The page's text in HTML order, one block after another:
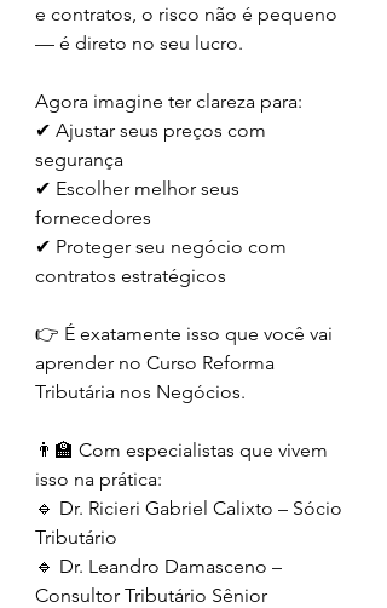
e contratos, o risco não é pequeno
— é direto no seu lucro.
Agora imagine ter clareza para:
✔ Ajustar seus preços com
segurança
✔ Escolher melhor seus
fornecedores
✔ Proteger seu negócio com
contratos estratégicos
👉 É exatamente isso que você vai
aprender no Curso Reforma
Tributária nos Negócios.
👨‍🏫 Com especialistas que vivem
isso na prática:
🔹 Dr. Ricieri Gabriel Calixto – Sócio
Tributário
🔹 Dr. Leandro Damasceno –
Consultor Tributário Sênior